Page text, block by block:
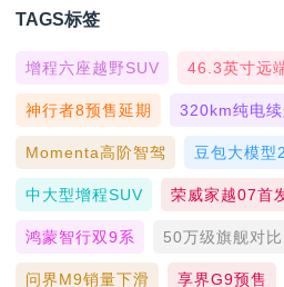
TAGS标签
增程六座越野SUV 46.3英寸远
神行者8预售延期 320km纯电续
Momenta高阶智驾 豆包大模型
中大型增程SUV 荣威家越07首
鸿蒙智行双9系 50万级旗舰对比
问界M9销量下滑 享界G9预售